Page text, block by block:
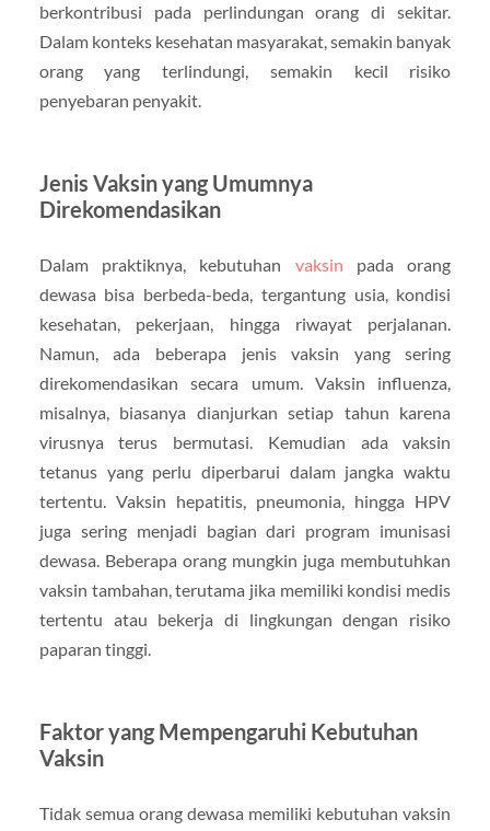
berkontribusi pada perlindungan orang di sekitar.
Dalam konteks kesehatan masyarakat, semakin banyak
orang yang terlindungi, semakin kecil risiko
penyebaran penyakit.
Jenis Vaksin yang Umumnya
Direkomendasikan
Dalam praktiknya, kebutuhan vaksin pada orang
dewasa bisa berbeda-beda, tergantung usia, kondisi
kesehatan, pekerjaan, hingga riwayat perjalanan.
Namun, ada beberapa jenis vaksin yang sering
direkomendasikan secara umum. Vaksin influenza,
misalnya, biasanya dianjurkan setiap tahun karena
virusnya terus bermutasi. Kemudian ada vaksin
tetanus yang perlu diperbarui dalam jangka waktu
tertentu. Vaksin hepatitis, pneumonia, hingga HPV
juga sering menjadi bagian dari program imunisasi
dewasa. Beberapa orang mungkin juga membutuhkan
vaksin tambahan, terutama jika memiliki kondisi medis
tertentu atau bekerja di lingkungan dengan risiko
paparan tinggi.
Faktor yang Mempengaruhi Kebutuhan
Vaksin
Tidak semua orang dewasa memiliki kebutuhan vaksin